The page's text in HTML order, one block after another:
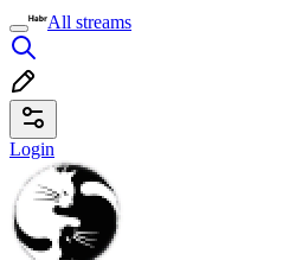
All streams
Login